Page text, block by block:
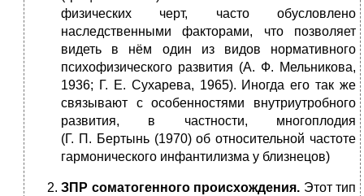
физических черт, часто обусловлено
наследственными факторами, что позволяет
видеть в нём один из видов нормативного
психофизического развития (А. Ф. Мельникова,
1936; Г. Е. Сухарева, 1965). Иногда его так же
связывают с особенностями внутриутробного
развития, в частности, многоплодия
(Г. П. Бертынь (1970) об относительной частоте
гармонического инфантилизма у близнецов)
ЗПР соматогенного происхождения. Этот тип